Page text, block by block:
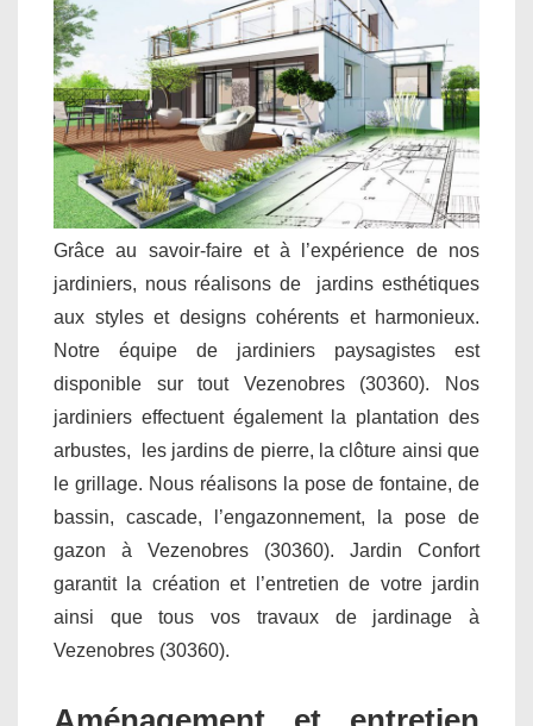
Grâce au savoir-faire et à l’expérience de nos
jardiniers, nous réalisons de jardins esthétiques
aux styles et designs cohérents et harmonieux.
Notre équipe de jardiniers paysagistes est
disponible sur tout Vezenobres (30360). Nos
jardiniers effectuent également la plantation des
arbustes, les jardins de pierre, la clôture ainsi que
le grillage. Nous réalisons la pose de fontaine, de
bassin, cascade, l’engazonnement, la pose de
gazon à Vezenobres (30360). Jardin Confort
garantit la création et l’entretien de votre jardin
ainsi que tous vos travaux de jardinage à
Vezenobres (30360).